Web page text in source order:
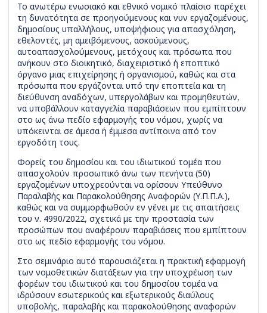
Το ανωτέρω ενωσιακό και εθνικό νομικό πλαίσιο παρέχει
τη δυνατότητα σε προηγούμενους και νυν εργαζομένους,
δημοσίους υπαλλήλους, υποψήφιους για απασχόληση,
εθελοντές, μη αμειβόμενους, ασκούμενους,
αυτοαπασχολούμενους, μετόχους και πρόσωπα που
ανήκουν στο διοικητικό, διαχειριστικό ή εποπτικό
όργανο μιας επιχείρησης ή οργανισμού, καθώς και στα
πρόσωπα που εργάζονται υπό την εποπτεία και τη
διεύθυνση αναδόχων, υπεργολάβων και προμηθευτών,
να υποβάλλουν καταγγελία παραβιάσεων που εμπίπτουν
στο ως άνω πεδίο εφαρμογής του νόμου, χωρίς να
υπόκεινται σε άμεσα ή έμμεσα αντίποινα από τον
εργοδότη τους.
Φορείς του δημοσίου και του ιδιωτικού τομέα που
απασχολούν προσωπικό άνω των πενήντα (50)
εργαζομένων υποχρεούνται να ορίσουν Υπεύθυνο
Παραλαβής και Παρακολούθησης Αναφορών (Υ.Π.Π.Α.),
καθώς και να συμμορφωθούν εν γένει με τις απαιτήσεις
του ν. 4990/2022, σχετικά με την προστασία των
προσώπων που αναφέρουν παραβιάσεις που εμπίπτουν
στο ως πεδίο εφαρμογής του νόμου.
Στο σεμινάριο αυτό παρουσιάζεται η πρακτική εφαρμογή
των νομοθετικών διατάξεων για την υποχρέωση των
φορέων του ιδιωτικού και του δημοσίου τομέα να
ιδρύσουν εσωτερικούς και εξωτερικούς διαύλους
υποβολής, παραλαβής και παρακολούθησης αναφορών